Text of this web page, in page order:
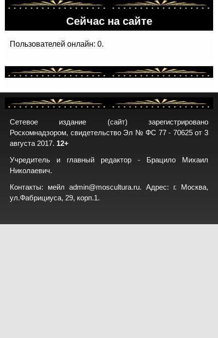
Сейчас на сайте
Пользователей онлайн: 0.
Сетевое издание (сайт) зарегистрировано
Роскомнадзором, свидетельство Эл № ФС 77 - 70625 от 3
августа 2017. 12+
Учредитель и главный редактор - Брацило Михаил
Николаевич.
Контакты: мейл admin@moscultura.ru. Адрес: г. Москва,
ул.Фабрициуса, 29, корп.1.